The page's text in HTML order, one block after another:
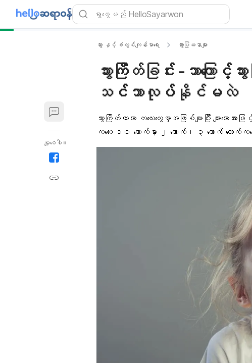
မျှဝေပါ။
သွား နှင့် ခံတွင်းကျန်းမာရေး သွားပြဿနာများ
သွားကြိတ်ခြင်း -ဘာက
သင်ဘာလုပ်နိုင်မလဲ
သွားကြိတ်တာဟာ ကလေးတွေမှာအဖြစ်များပြီး များသ
ကလေး ၁၀ ယောက်မှာ ၂ ယောက်၊ ၃ ယောက် လော